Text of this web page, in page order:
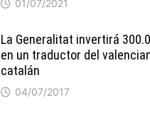
01/07/2021
La Generalitat invertirá
en un traductor del
catalán
04/07/2017